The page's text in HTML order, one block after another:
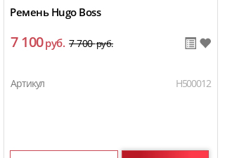
Ремень Hugo Boss
7 100руб. 7 700руб.
Артикул H500012